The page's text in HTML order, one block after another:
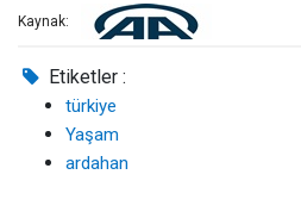
Kaynak:
Etiketler :
türkiye
Yaşam
ardahan